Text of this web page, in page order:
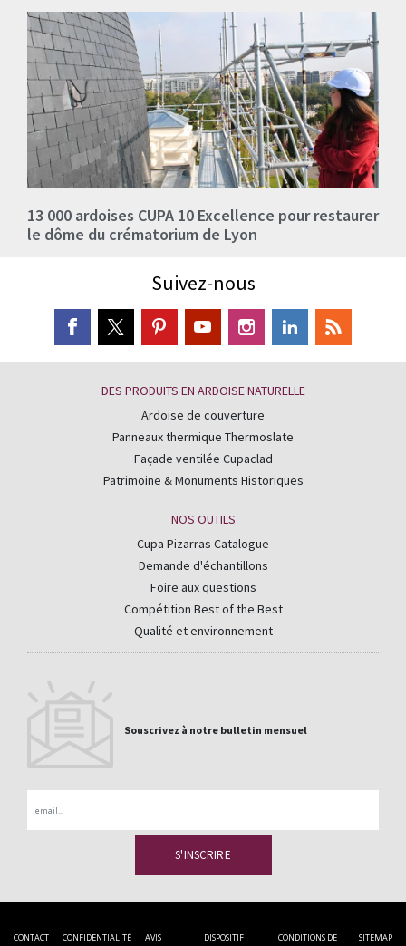
13 000 ardoises CUPA 10 Excellence pour restaurer
le dôme du crématorium de Lyon
Suivez-nous
DES PRODUITS EN ARDOISE NATURELLE
Ardoise de couverture
Panneaux thermique Thermoslate
Façade ventilée Cupaclad
Patrimoine & Monuments Historiques
NOS OUTILS
Cupa Pizarras Catalogue
Demande d'échantillons
Foire aux questions
Compétition Best of the Best
Qualité et environnement
Souscrivez à notre bulletin mensuel
CONTACT CONFIDENTIALITÉ AVIS DISPOSITIF CONDITIONS DE SITEMAP